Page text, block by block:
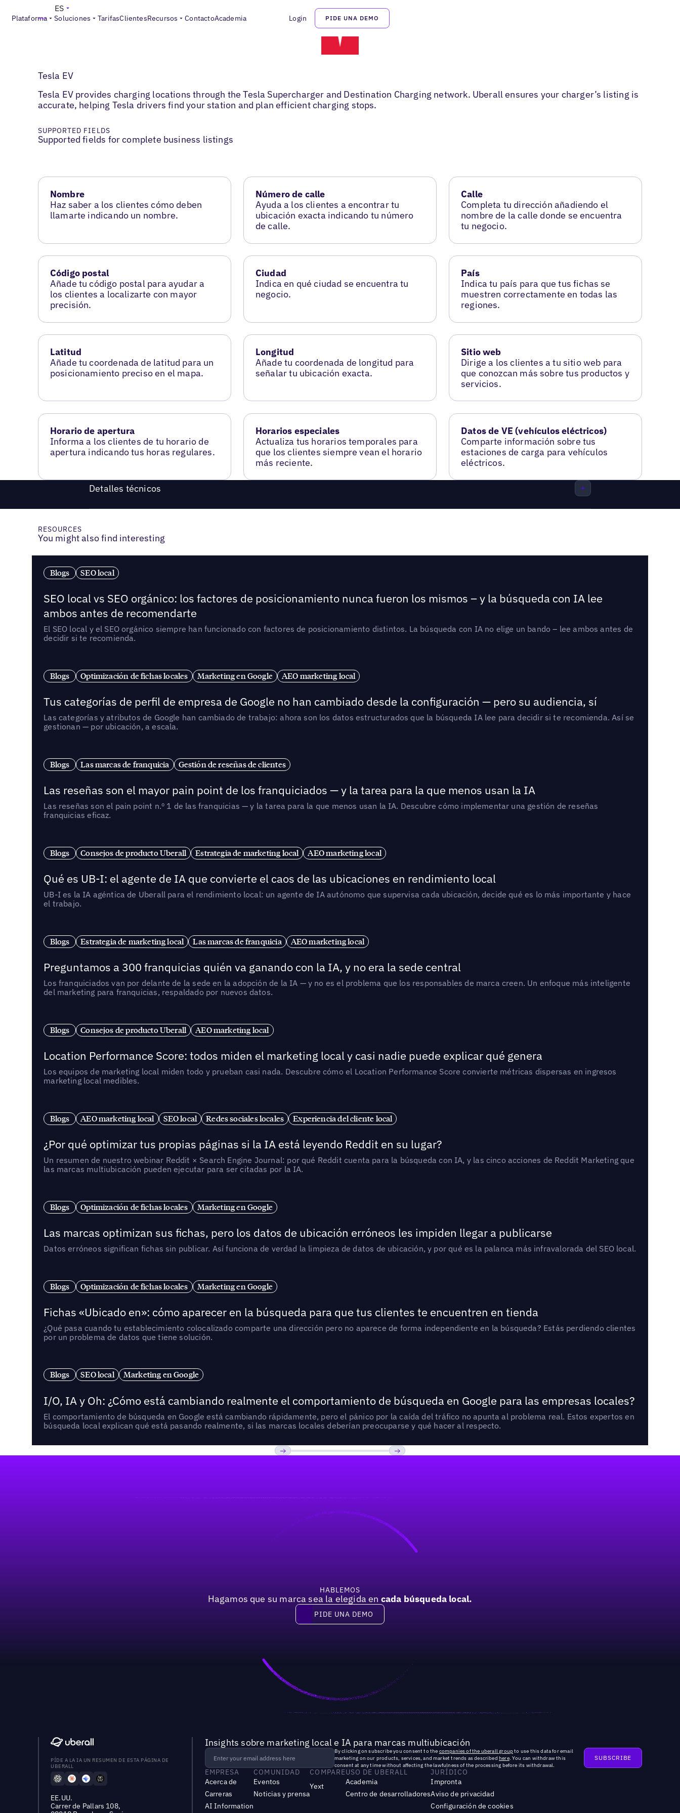
Plataforma Soluciones TarifasClientesRecursos ContactoAcademia Login PIDE UNA DEMO
ES
Tesla EV
Tesla EV provides charging locations through the Tesla Supercharger and Destination Charging network. Uberall ensures your charger’s listing is
accurate, helping Tesla drivers find your station and plan efficient charging stops.
SUPPORTED FIELDS
Supported fields for complete business listings
Nombre
Haz saber a los clientes cómo deben
llamarte indicando un nombre.
Número de calle
Ayuda a los clientes a encontrar tu
ubicación exacta indicando tu número
de calle.
Calle
Completa tu dirección añadiendo el
nombre de la calle donde se encuentra
tu negocio.
Código postal
Añade tu código postal para ayudar a
los clientes a localizarte con mayor
precisión.
Ciudad
Indica en qué ciudad se encuentra tu
negocio.
País
Indica tu país para que tus fichas se
muestren correctamente en todas las
regiones.
Latitud
Añade tu coordenada de latitud para un
posicionamiento preciso en el mapa.
Longitud
Añade tu coordenada de longitud para
señalar tu ubicación exacta.
Sitio web
Dirige a los clientes a tu sitio web para
que conozcan más sobre tus productos y
servicios.
Horario de apertura
Informa a los clientes de tu horario de
apertura indicando tus horas regulares.
Horarios especiales
Actualiza tus horarios temporales para
que los clientes siempre vean el horario
más reciente.
Datos de VE (vehículos eléctricos)
Comparte información sobre tus
estaciones de carga para vehículos
eléctricos.
Detalles técnicos
RESOURCES
You might also find interesting
Blogs SEO local
SEO local vs SEO orgánico: los factores de posicionamiento nunca fueron los mismos – y la búsqueda con IA lee
ambos antes de recomendarte
El SEO local y el SEO orgánico siempre han funcionado con factores de posicionamiento distintos. La búsqueda con IA no elige un bando – lee ambos antes de
decidir si te recomienda.
Blogs Optimización de fichas locales Marketing en Google AEO marketing local
Tus categorías de perfil de empresa de Google no han cambiado desde la configuración — pero su audiencia, sí
Las categorías y atributos de Google han cambiado de trabajo: ahora son los datos estructurados que la búsqueda IA lee para decidir si te recomienda. Así se
gestionan — por ubicación, a escala.
Blogs Las marcas de franquicia Gestión de reseñas de clientes
Las reseñas son el mayor pain point de los franquiciados — y la tarea para la que menos usan la IA
Las reseñas son el pain point n.º 1 de las franquicias — y la tarea para la que menos usan la IA. Descubre cómo implementar una gestión de reseñas
franquicias eficaz.
Blogs Consejos de producto Uberall Estrategia de marketing local AEO marketing local
Qué es UB-I: el agente de IA que convierte el caos de las ubicaciones en rendimiento local
UB-I es la IA agéntica de Uberall para el rendimiento local: un agente de IA autónomo que supervisa cada ubicación, decide qué es lo más importante y hace
el trabajo.
Blogs Estrategia de marketing local Las marcas de franquicia AEO marketing local
Preguntamos a 300 franquicias quién va ganando con la IA, y no era la sede central
Los franquiciados van por delante de la sede en la adopción de la IA — y no es el problema que los responsables de marca creen. Un enfoque más inteligente
del marketing para franquicias, respaldado por nuevos datos.
Blogs Consejos de producto Uberall AEO marketing local
Location Performance Score: todos miden el marketing local y casi nadie puede explicar qué genera
Los equipos de marketing local miden todo y prueban casi nada. Descubre cómo el Location Performance Score convierte métricas dispersas en ingresos
marketing local medibles.
Blogs AEO marketing local SEO local Redes sociales locales Experiencia del cliente local
¿Por qué optimizar tus propias páginas si la IA está leyendo Reddit en su lugar?
Un resumen de nuestro webinar Reddit × Search Engine Journal: por qué Reddit cuenta para la búsqueda con IA, y las cinco acciones de Reddit Marketing que
las marcas multiubicación pueden ejecutar para ser citadas por la IA.
Blogs Optimización de fichas locales Marketing en Google
Las marcas optimizan sus fichas, pero los datos de ubicación erróneos les impiden llegar a publicarse
Datos erróneos significan fichas sin publicar. Así funciona de verdad la limpieza de datos de ubicación, y por qué es la palanca más infravalorada del SEO local.
Blogs Optimización de fichas locales Marketing en Google
Fichas «Ubicado en»: cómo aparecer en la búsqueda para que tus clientes te encuentren en tienda
¿Qué pasa cuando tu establecimiento colocalizado comparte una dirección pero no aparece de forma independiente en la búsqueda? Estás perdiendo clientes
por un problema de datos que tiene solución.
Blogs SEO local Marketing en Google
I/O, IA y Oh: ¿Cómo está cambiando realmente el comportamiento de búsqueda en Google para las empresas locales?
El comportamiento de búsqueda en Google está cambiando rápidamente, pero el pánico por la caída del tráfico no apunta al problema real. Estos expertos en
búsqueda local explican qué está pasando realmente, si las marcas locales deberían preocuparse y qué hacer al respecto.
HABLEMOS
Hagamos que su marca sea la elegida en cada búsqueda local.
Pide una demo
PIDE UNA DEMO
PÍDE A LA IA UN RESUMEN DE ESTA PÁGINA DE
UBERALL
EE.UU.
Carrer de Pallars 108,
Insights sobre marketing local e IA para marcas multiubicación
By clicking on subscribe you consent to the companies of the uberall groupto use this data for email
marketing on our products, services, and market trends as described here. You can withdraw this
consent at any time without affecting the lawfulness of the processing before its withdrawal.
EMPRESA
Acerca de
Carreras
AI Information
COMUNIDAD
Eventos
Noticias y prensa
COMPARE
Yext
USO DE UBERALL
Academia
Centro de desarrolladores
JURÍDICO
Impronta
Aviso de privacidad
Configuración de cookies